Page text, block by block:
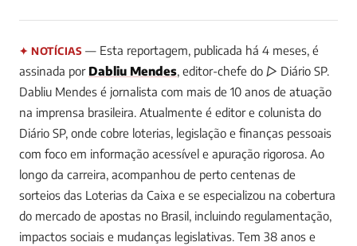
✦ NOTÍCIAS — Esta reportagem, publicada há 4 meses, é
assinada por Dabliu Mendes, editor-chefe do ▷ Diário SP.
Dabliu Mendes é jornalista com mais de 10 anos de atuação
na imprensa brasileira. Atualmente é editor e colunista do
Diário SP, onde cobre loterias, legislação e finanças pessoais
com foco em informação acessível e apuração rigorosa. Ao
longo da carreira, acompanhou de perto centenas de
sorteios das Loterias da Caixa e se especializou na cobertura
do mercado de apostas no Brasil, incluindo regulamentação,
impactos sociais e mudanças legislativas. Tem 38 anos e